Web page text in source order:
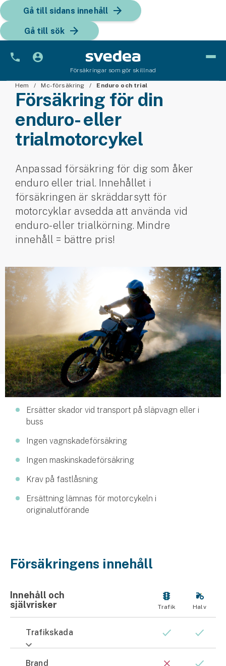
Gå till sidans innehåll
Gå till sök
Försäkringar som gör skillnad
Bil
Bilförsäkring för företag
Fordon
Snöskoterförsäkring
ATV-försäkring
Släpvagnsförsäkring
Mc-försäkring
Märkesförsäkringar
Båtförsäkring
Märkesförsäkringar
Vattenskoterförsäkring
Sportfiskarna
Hundförsäkring
Jakthundsförsäkring
Kattförsäkring
Hemförsäkring
Villaförsäkring
Bostadsrättsförsäkring
Hyresrättsförsäkring
Hem Mc-försäkring Enduro och trial
Försäkring för din
enduro- eller
trialmotorcykel
Anpassad försäkring för dig som åker
enduro eller trial. Innehållet i
försäkringen är skräddarsytt för
motorcyklar avsedda att använda vid
enduro- eller trialkörning. Mindre
innehåll = bättre pris!
Ersätter skador vid transport på släpvagn eller i
buss
Ingen vagnskadeförsäkring
Ingen maskinskadeförsäkring
Krav på fastlåsning
Ersättning lämnas för motorcykeln i
originalutförande
Försäkringens innehåll
Innehåll och
självrisker
Trafik Halv
Trafikskada
Brand